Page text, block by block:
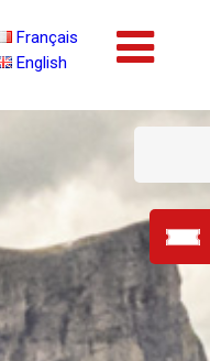
Français
English